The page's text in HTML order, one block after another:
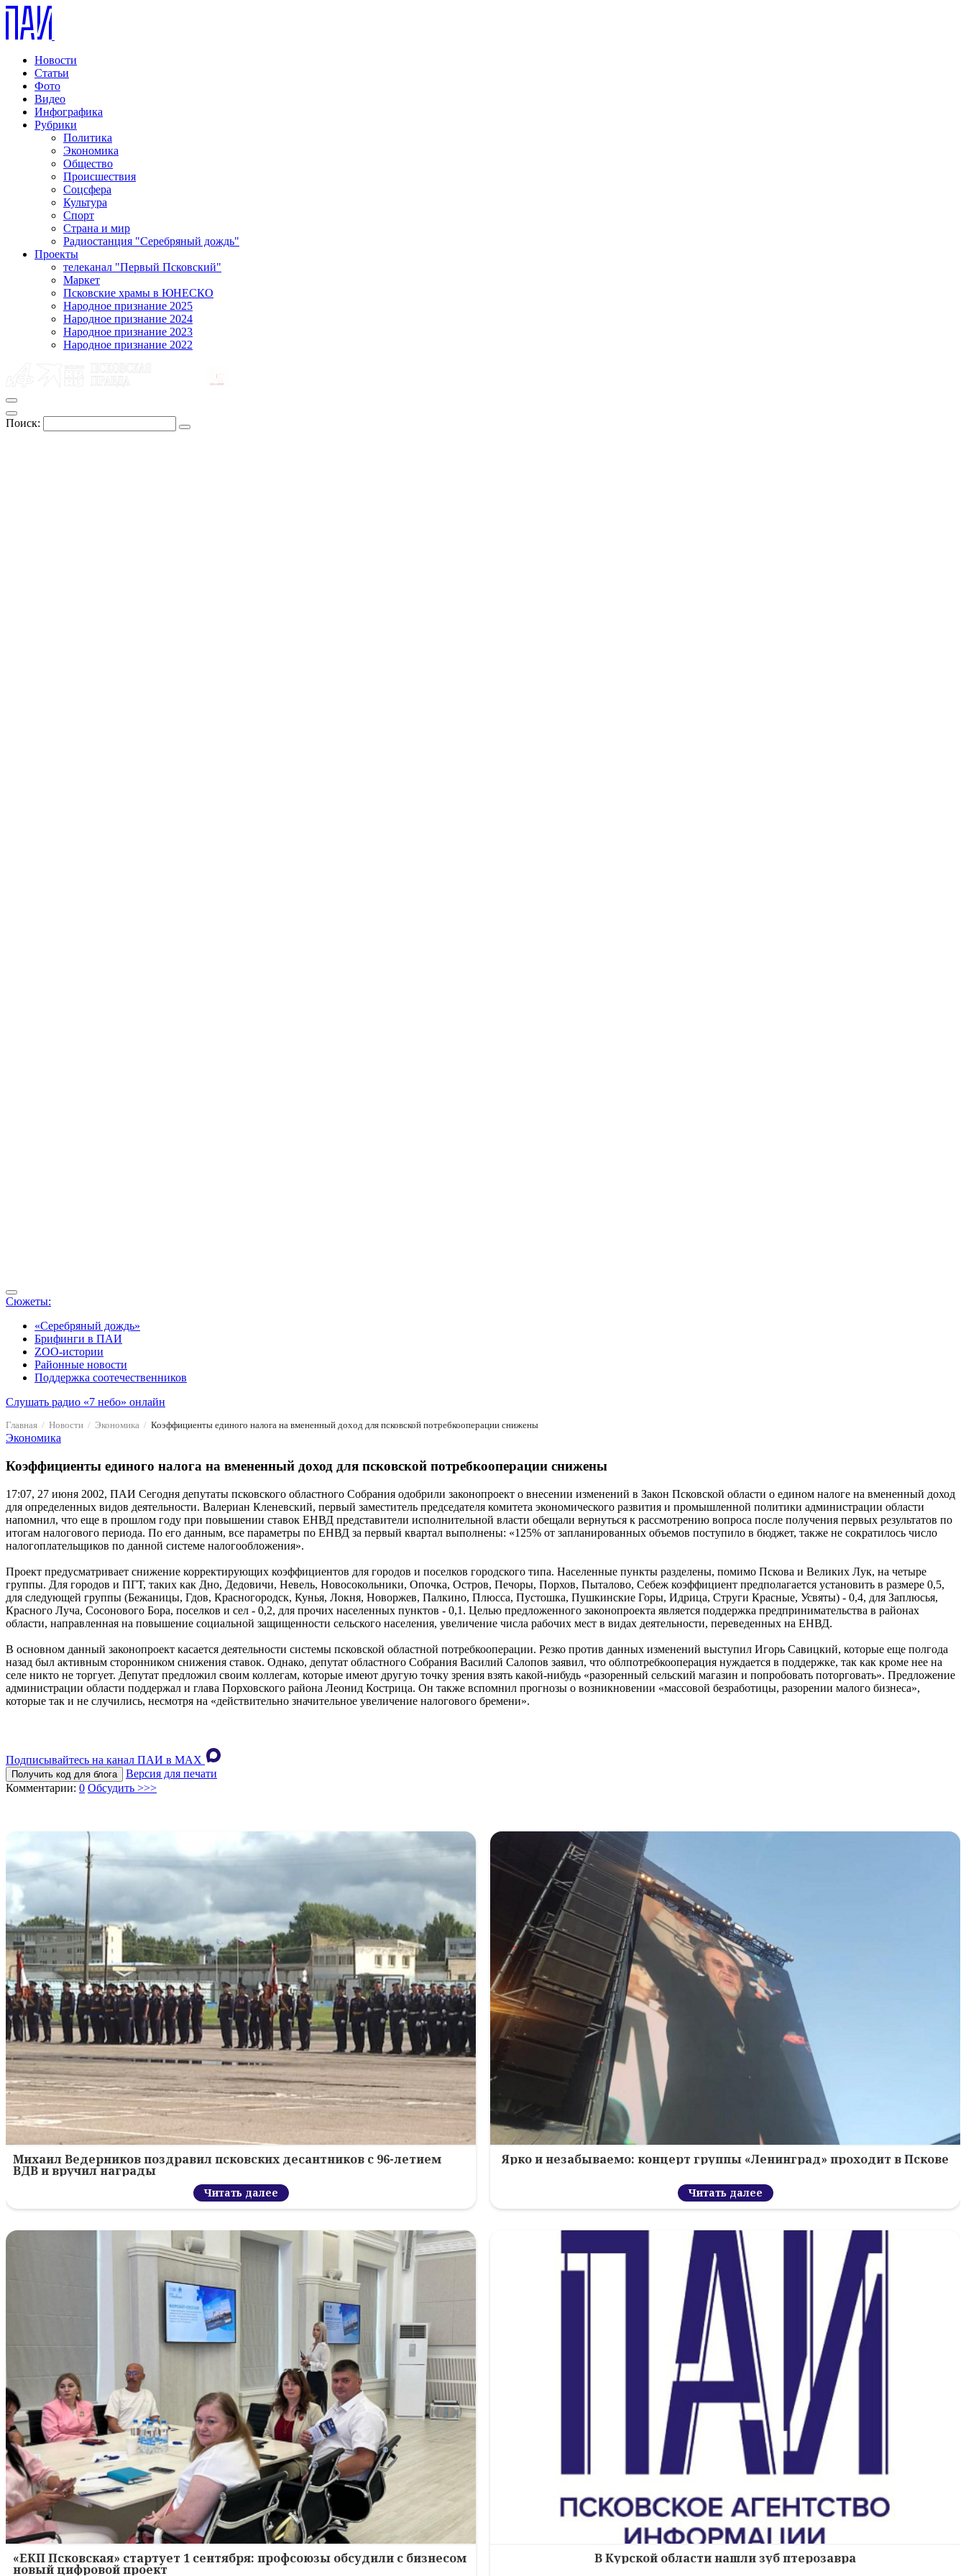
Новости
Статьи
Фото
Видео
Инфографика
Рубрики
Политика
Экономика
Общество
Происшествия
Соцсфера
Культура
Спорт
Страна и мир
Радиостанция "Серебряный дождь"
Проекты
телеканал "Первый Псковский"
Маркет
Псковские храмы в ЮНЕСКО
Народное признание 2025
Народное признание 2024
Народное признание 2023
Народное признание 2022
Поиск:
Сюжеты:
«Серебряный дождь»
Брифинги в ПАИ
ZOO-истории
Районные новости
Поддержка соотечественников
Слушать радио «7 небо» онлайн
Главная Новости Экономика Коэффициенты единого налога на вмененный доход для псковской потребкооперации снижены
Экономика
Коэффициенты единого налога на вмененный доход для псковской потребкооперации снижены
17:07, 27 июня 2002, ПАИ Сегодня депутаты псковского областного Собрания одобрили законопроект о внесении изменений в Закон Псковской области о едином налоге на вмененный доход
для определенных видов деятельности. Валериан Кленевский, первый заместитель председателя комитета экономического развития и промышленной политики администрации области
напомнил, что еще в прошлом году при повышении ставок ЕНВД представители исполнительной власти обещали вернуться к рассмотрению вопроса после получения первых результатов по
итогам налогового периода. По его данным, все параметры по ЕНВД за первый квартал выполнены: «125% от запланированных объемов поступило в бюджет, также не сократилось число
налогоплательщиков по данной системе налогообложения».
Проект предусматривает снижение корректирующих коэффициентов для городов и поселков городского типа. Населенные пункты разделены, помимо Пскова и Великих Лук, на четыре
группы. Для городов и ПГТ, таких как Дно, Дедовичи, Невель, Новосокольники, Опочка, Остров, Печоры, Порхов, Пыталово, Себеж коэффициент предполагается установить в размере 0,5,
для следующей группы (Бежаницы, Гдов, Красногородск, Кунья, Локня, Новоржев, Палкино, Плюсса, Пустошка, Пушкинские Горы, Идрица, Струги Красные, Усвяты) - 0,4, для Заплюсья,
Красного Луча, Сосонового Бора, поселков и сел - 0,2, для прочих населенных пунктов - 0,1. Целью предложенного законопроекта является поддержка предпринимательства в районах
области, направленная на повышение социальной защищенности сельского населения, увеличение числа рабочих мест в видах деятельности, переведенных на ЕНВД.
В основном данный законопроект касается деятельности системы псковской областной потребкооперации. Резко против данных изменений выступил Игорь Савицкий, которые еще полгода
назад был активным сторонником снижения ставок. Однако, депутат областного Собрания Василий Салопов заявил, что облпотребкооперация нуждается в поддержке, так как кроме нее на
селе никто не торгует. Депутат предложил своим коллегам, которые имеют другую точку зрения взять какой-нибудь «разоренный сельский магазин и попробовать поторговать». Предложение
администрации области поддержал и глава Порховского района Леонид Кострица. Он также вспомнил прогнозы о возникновении «массовой безработицы, разорении малого бизнеса»,
которые так и не случились, несмотря на «действительно значительное увеличение налогового бремени».
Подписывайтесь на канал ПАИ в MAХ
Получить код для блога
Версия для печати
Комментарии: 0 Обсудить >>>
Михаил Ведерников поздравил псковских десантников с 96-летием
ВДВ и вручил награды
Читать далее
Ярко и незабываемо: концерт группы «Ленинград» проходит в Пскове
Читать далее
«ЕКП Псковская» стартует 1 сентября: профсоюзы обсудили с бизнесом
новый цифровой проект
В Курской области нашли зуб птерозавра